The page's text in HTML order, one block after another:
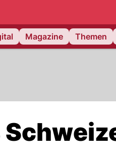
Magazine Themen